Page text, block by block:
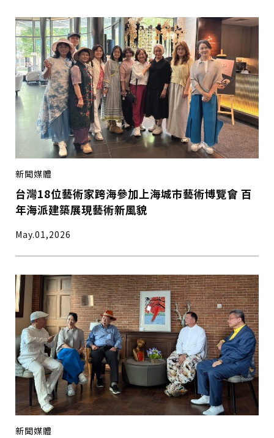
新聞媒體
台灣18位藝術家跨海參加上海城市藝術博覽會 百
年海派建築展現藝術新風貌
May.01,2026
新聞媒體